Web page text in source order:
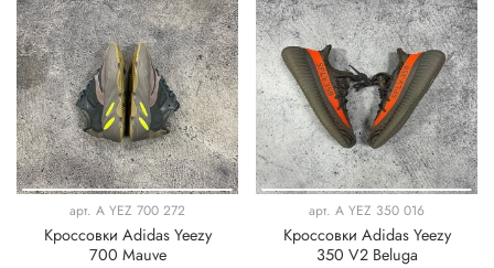
арт. A YEZ 700 272
Кроссовки Adidas Yeezy
700 Mauve
арт. A YEZ 350 016
Кроссовки Adidas Yeezy
350 V2 Beluga